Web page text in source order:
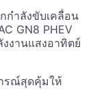
กำลังขับเคลื่อน
GN8 PHEV
งานแสงอาทิตย์
รณ์สุดคุ้มให้